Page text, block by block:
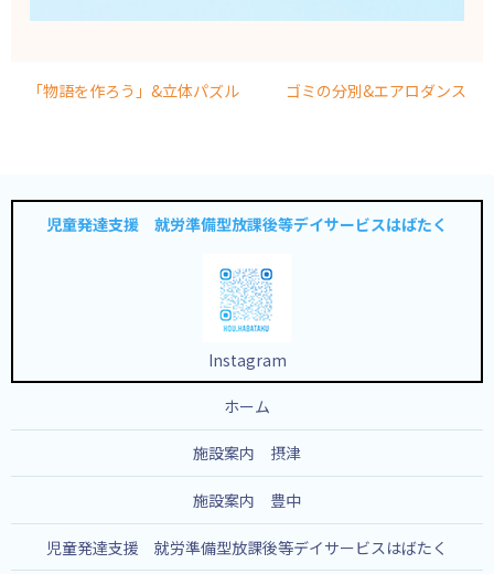
「物語を作ろう」&立体パズル ゴミの分別&エアロダンス
児童発達支援 就労準備型放課後等デイサービスはばたく
Instagram
ホーム
施設案内 摂津
施設案内 豊中
児童発達支援 就労準備型放課後等デイサービスはばたく